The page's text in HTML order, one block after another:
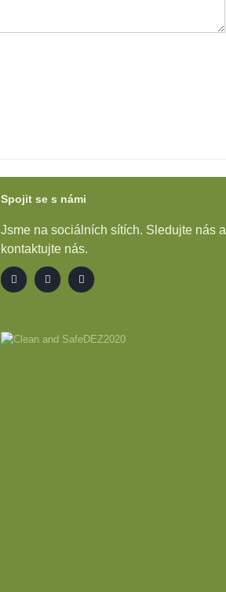
Spojit se s námi
Jsme na sociálních sítích. Sledujte nás a
kontaktujte nás.